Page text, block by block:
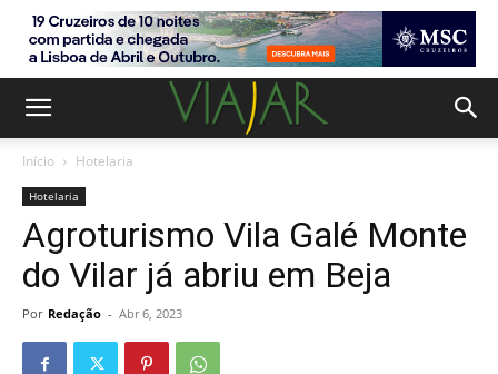
Início Hotelaria
Hotelaria
Agroturismo Vila Galé Monte
do Vilar já abriu em Beja
Por Redação - Abr 6, 2023